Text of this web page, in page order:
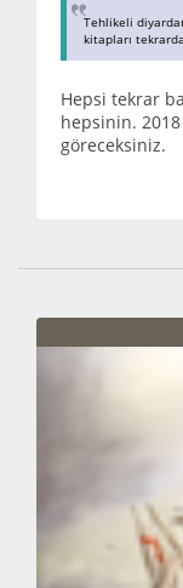
Tehlikeli
kitapları
Hepsi tekrar
hepsinin.
göreceksiniz.